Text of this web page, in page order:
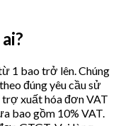
1 bao trở lên. Chúng
đúng yêu cầu sử
trợ xuất hóa đơn VAT
bao gồm 10% VAT.